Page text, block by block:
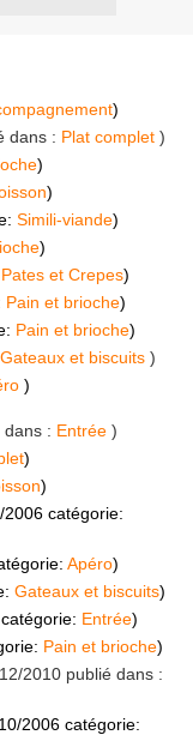
)
dans : Plat complet )
)
)
Simili-viande)
)
Pates et Crepes)
Pain et brioche)
Pain et brioche)
Gateaux et biscuits )
)
dans : Entrée )
)
)
2006 catégorie:
Apéro)
Gateaux et biscuits)
catégorie: Entrée)
Pain et brioche)
2010 publié dans :
2006 catégorie: